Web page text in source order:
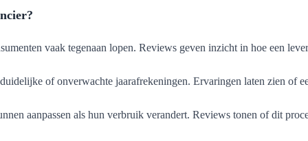
vaak tegenaan lopen. Reviews geven inzicht in hoe een
of onverwachte jaarafrekeningen. Ervaringen laten zien of
aanpassen als hun verbruik verandert. Reviews tonen of dit